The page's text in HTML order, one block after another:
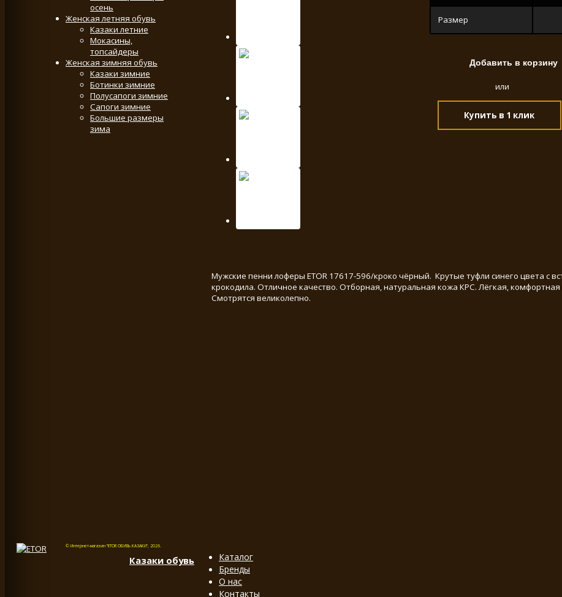
осень
Женская летняя обувь
Казаки летние
Мокасины,
топсайдеры
Женская зимняя обувь
Казаки зимние
Ботинки зимние
Полусапоги зимние
Сапоги зимние
Большие размеры
зима
Размер
или
Купить в 1 клик
Мужские пенни лоферы ETOR 17617-596/кроко чёрный. Крутые туфли синего цвета с
крокодила. Отличное качество. Отборная, натуральная кожа КРС. Лёгкая,
Смотрятся великолепно.
© Интернет-магазин "ETOR ОБУВЬ КАЗАКИ", 2026.
Казаки обувь
Каталог
Бренды
О нас
Контакты